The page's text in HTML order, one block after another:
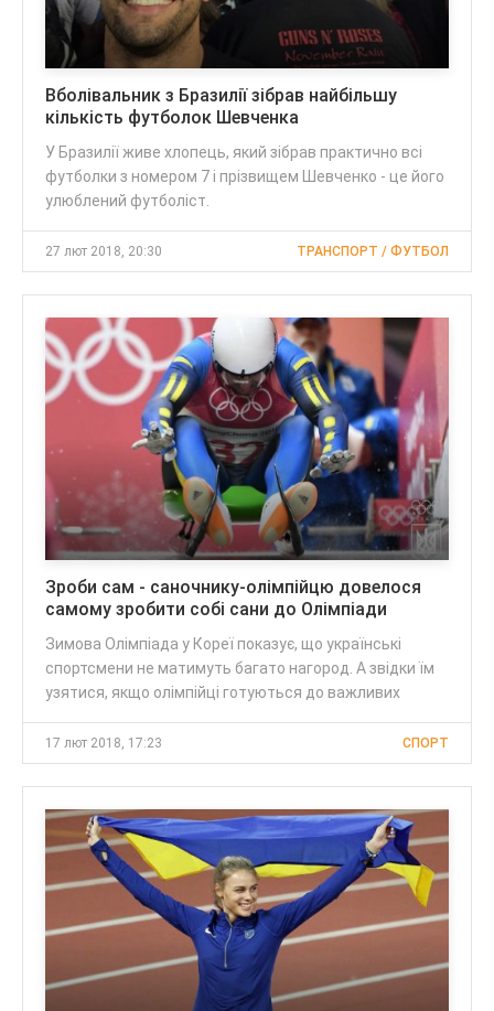
Вболівальник з Бразилії зібрав найбільшу
кількість футболок Шевченка
У Бразилії живе хлопець, який зібрав практично всі
футболки з номером 7 і прізвищем Шевченко - це його
улюблений футболіст.
27 лют 2018, 20:30 ТРАНСПОРТ / ФУТБОЛ
Зроби сам - саночнику-олімпійцю довелося
самому зробити собі сани до Олімпіади
Зимова Олімпіада у Кореї показує, що українські
спортсмени не матимуть багато нагород. А звідки їм
узятися, якщо олімпійці готуються до важливих
17 лют 2018, 17:23 СПОРТ